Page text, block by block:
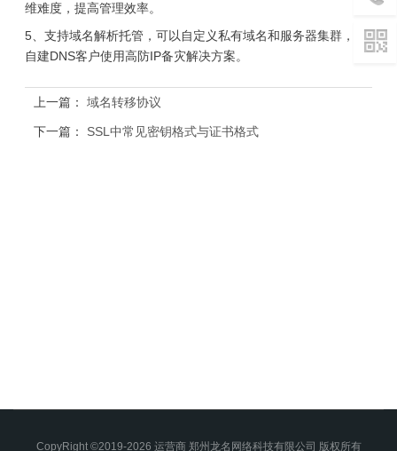
维难度，提高管理效率。
5、支持域名解析托管，可以自定义私有域名和服务器集群，为
自建DNS客户使用高防IP备灾解决方案。
上一篇： 域名转移协议
下一篇： SSL中常见密钥格式与证书格式
CopyRight ©2019-2026 运营商 郑州龙名网络科技有限公司 版权所有